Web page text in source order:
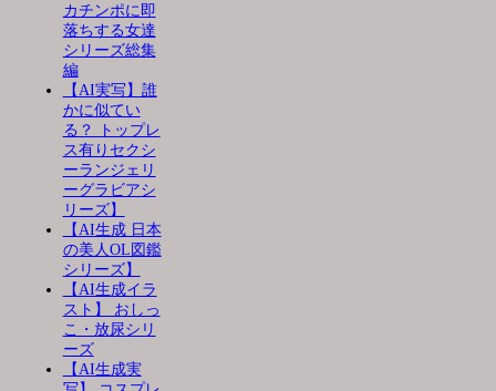
カチンポに即
落ちする女達
シリーズ総集
編
【AI実写】誰
かに似てい
る？ トップレ
ス有りセクシ
ーランジェリ
ーグラビアシ
リーズ】
【AI生成 日本
の美人OL図鑑
シリーズ】
【AI生成イラ
スト】 おしっ
こ・放尿シリ
ーズ
【AI生成実